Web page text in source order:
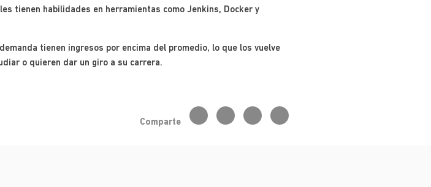
tienen habilidades en herramientas como Jenkins, Docker y
tienen ingresos por encima del promedio, lo que los vuelve
o quieren dar un giro a su carrera.
Comparte